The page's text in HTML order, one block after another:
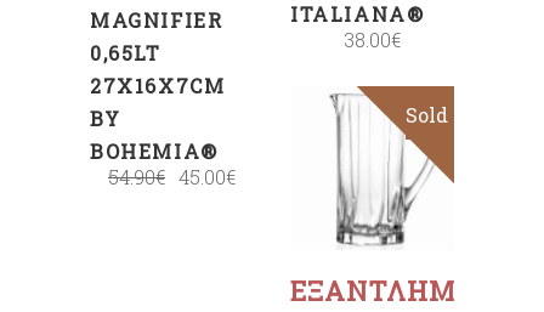
MAGNIFIER
0,65LT
27X16X7CM
BY
BOHEMIA®
54.90€ 45.00€
ITALIANA®
38.00€
Sale
ΕΞΑΝΤΛΗΜΈΝΟ
Sold
Διαβάστε